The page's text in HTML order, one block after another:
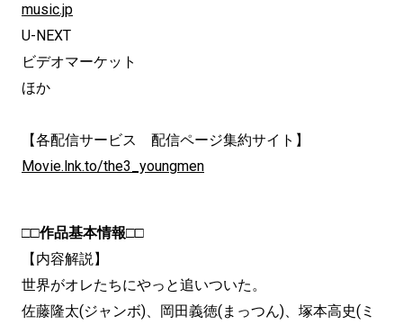
music.jp
U-NEXT
ビデオマーケット
ほか
【各配信サービス 配信ページ集約サイト】
Movie.lnk.to/the3_youngmen
□□作品基本情報□□
【内容解説】
世界がオレたちにやっと追いついた。
佐藤隆太(ジャンボ)、岡田義徳(まっつん)、塚本高史(ミ